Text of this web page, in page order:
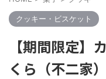
クッキー・ビスケット
【期間限定】
くら（不二家